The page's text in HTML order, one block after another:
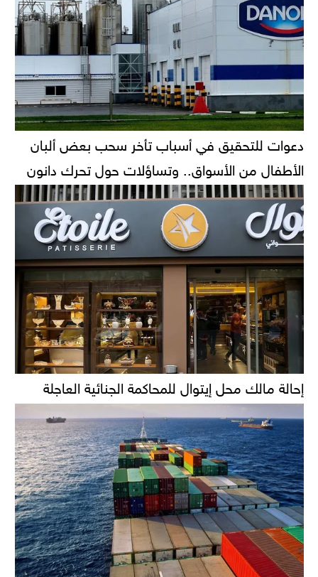
دعوات للتحقيق في أسباب تأخر سحب بعض ألبان
الأطفال من الأسواق.. وتساؤلات حول تحرك دانون
إحالة مالك محل إيتوال للمحاكمة الجنائية العاجلة